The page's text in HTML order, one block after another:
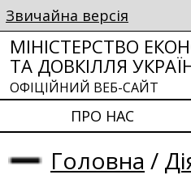
Звичайна версія
МІНІСТЕРСТВО
ТА ДОВКІЛЛЯ
ОФІЦІЙНИЙ ВЕБ-САЙТ
ПРО НАС
Головна /